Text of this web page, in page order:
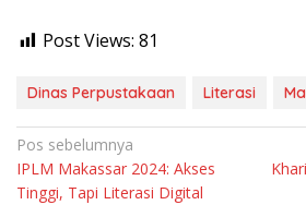
Post Views: 81
Dinas Perpustakaan Literasi
Navigasi
pos
Pos sebelumnya
IPLM Makassar 2024: Akses
Tinggi, Tapi Literasi Digital